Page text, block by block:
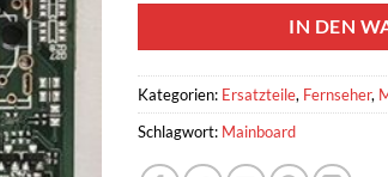
IN DEN
Kategorien: Ersatzteile, Fernseher,
Schlagwort: Mainboard